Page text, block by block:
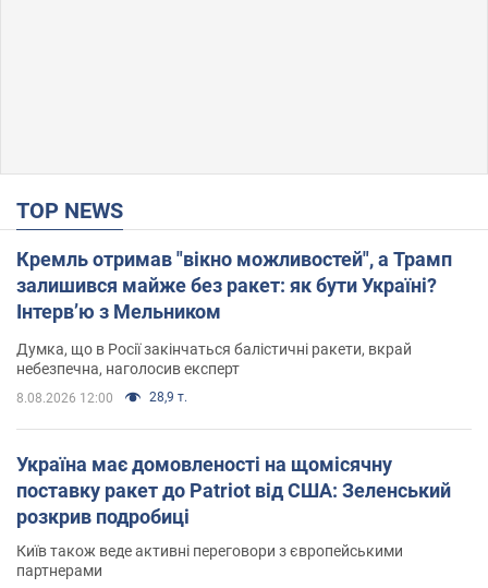
TOP NEWS
Кремль отримав "вікно можливостей", а Трамп
залишився майже без ракет: як бути Україні?
Інтерв’ю з Мельником
Думка, що в Росії закінчаться балістичні ракети, вкрай
небезпечна, наголосив експерт
8.08.2026 12:00 28,9 т.
Україна має домовленості на щомісячну
поставку ракет до Patriot від США: Зеленський
розкрив подробиці
Київ також веде активні переговори з європейськими
партнерами